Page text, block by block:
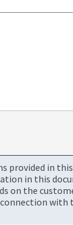
provided in
in this
on the
with